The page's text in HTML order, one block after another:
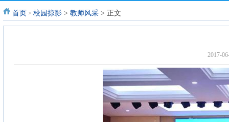
首页 > 校园掠影 > 教师风采 > 正文
2017-